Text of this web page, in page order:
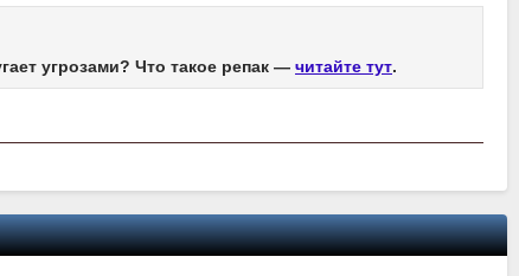
угрозами? Что такое репак — читайте тут.